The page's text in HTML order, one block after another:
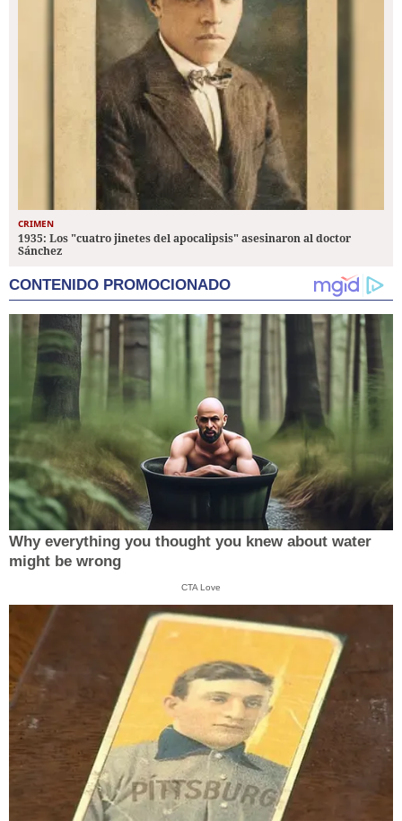
CRIMEN
1935: Los "cuatro jinetes del apocalipsis" asesinaron al doctor
Sánchez
CONTENIDO PROMOCIONADO
Why everything you thought you knew about water
might be wrong
CTA Love